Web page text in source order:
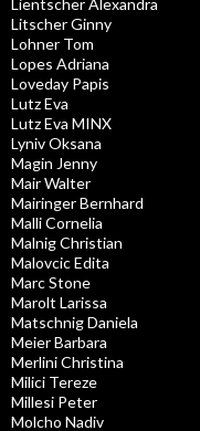
Lientscher Alexandra
Litscher Ginny
Lohner Tom
Lopes Adriana
Loveday Papis
Lutz Eva
Lutz Eva MINX
Lyniv Oksana
Magin Jenny
Mair Walter
Mairinger Bernhard
Malli Cornelia
Malnig Christian
Malovcic Edita
Marc Stone
Marolt Larissa
Matschnig Daniela
Meier Barbara
Merlini Christina
Milici Tereze
Millesi Peter
Molcho Nadiv